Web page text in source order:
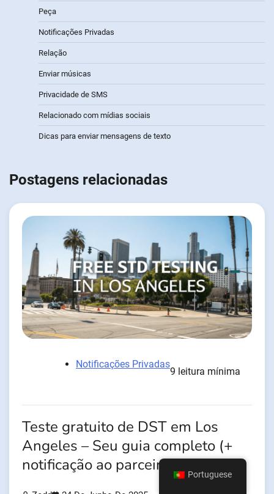
Peça
Notificações Privadas
Relação
Enviar músicas
Privacidade de SMS
Relacionado com mídias sociais
Dicas para enviar mensagens de texto
Postagens relacionadas
Notificações Privadas
9 leitura mínima
Teste gratuito de DST em Los
Angeles – Seu guia completo (+
notificação ao parceiro)
Portuguese